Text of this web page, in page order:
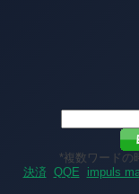
*複数ワードの
決済 QQE impuls